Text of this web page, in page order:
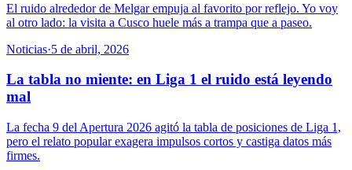
El ruido alrededor de Melgar empuja al favorito por reflejo. Yo voy
al otro lado: la visita a Cusco huele más a trampa que a paseo.
Noticias·5 de abril, 2026
La tabla no miente: en Liga 1 el ruido está leyendo
mal
La fecha 9 del Apertura 2026 agitó la tabla de posiciones de Liga 1,
pero el relato popular exagera impulsos cortos y castiga datos más
firmes.